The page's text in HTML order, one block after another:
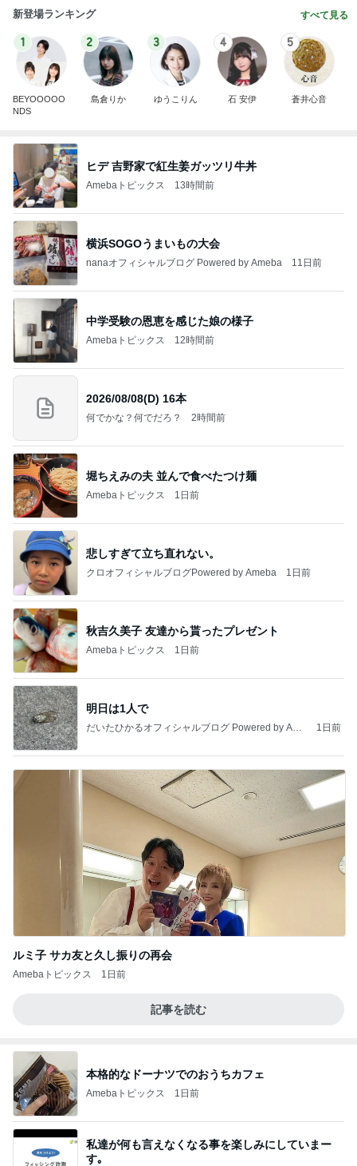
新登場ランキング すべて見る
1
BEYOOOOO
NDS
2
島倉りか
3
ゆうこりん
4
石 安伊
5
蒼井心音
ヒデ 吉野家で紅生姜ガッツリ牛丼
Amebaトピックス 13時間前
横浜SOGOうまいもの大会
nanaオフィシャルブログ Powered by Ameba 11日前
中学受験の恩恵を感じた娘の様子
Amebaトピックス 12時間前
2026/08/08(D) 16本
何でかな？何でだろ？ 2時間前
堀ちえみの夫 並んで食べたつけ麺
Amebaトピックス 1日前
悲しすぎて立ち直れない。
クロオフィシャルブログPowered by Ameba 1日前
秋吉久美子 友達から貰ったプレゼント
Amebaトピックス 1日前
明日は1人で
だいたひかるオフィシャルブログ Powered by Ame
1日前
ルミ子 サカ友と久し振りの再会
Amebaトピックス 1日前
記事を読む
本格的なドーナツでのおうちカフェ
Amebaトピックス 1日前
私達が何も言えなくなる事を楽しみにしていまー
す｡